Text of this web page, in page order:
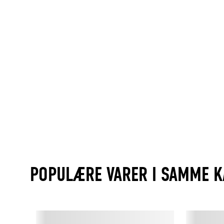
POPULÆRE VARER I SAMME